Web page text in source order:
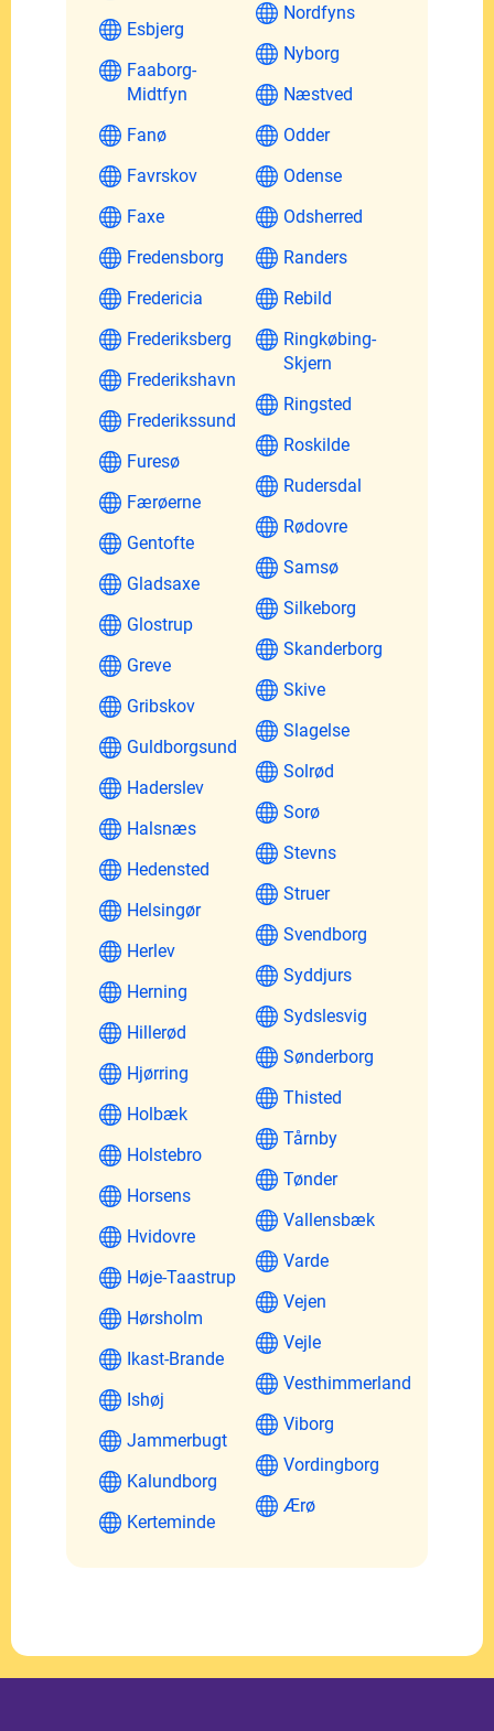
Esbjerg
Faaborg-
Midtfyn
Fanø
Favrskov
Faxe
Fredensborg
Fredericia
Frederiksberg
Frederikshavn
Frederikssund
Furesø
Færøerne
Gentofte
Gladsaxe
Glostrup
Greve
Gribskov
Guldborgsund
Haderslev
Halsnæs
Hedensted
Helsingør
Herlev
Herning
Hillerød
Hjørring
Holbæk
Holstebro
Horsens
Hvidovre
Høje-Taastrup
Hørsholm
Ikast-Brande
Ishøj
Jammerbugt
Kalundborg
Kerteminde
Nordfyns
Nyborg
Næstved
Odder
Odense
Odsherred
Randers
Rebild
Ringkøbing-
Skjern
Ringsted
Roskilde
Rudersdal
Rødovre
Samsø
Silkeborg
Skanderborg
Skive
Slagelse
Solrød
Sorø
Stevns
Struer
Svendborg
Syddjurs
Sydslesvig
Sønderborg
Thisted
Tårnby
Tønder
Vallensbæk
Varde
Vejen
Vejle
Vesthimmerland
Viborg
Vordingborg
Ærø